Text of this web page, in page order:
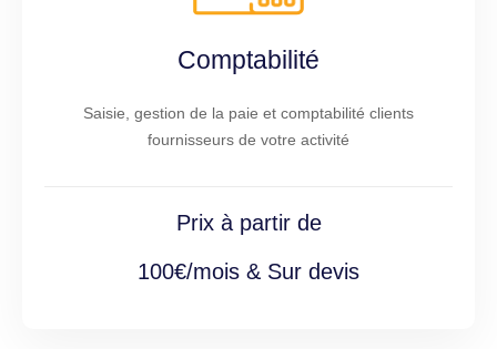
Comptabilité
Saisie, gestion de la paie et comptabilité clients
fournisseurs de votre activité
Prix à partir de
100€/mois & Sur devis